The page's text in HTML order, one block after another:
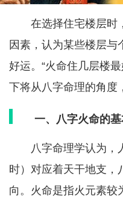
在选择住宅楼层时
因素，认为某些楼层
好运。“火命住几层楼
下将从八字命理的角度
一、八字火命的
八字命理学认为，
时）对应着天干地支，
向。火命是指火元素较